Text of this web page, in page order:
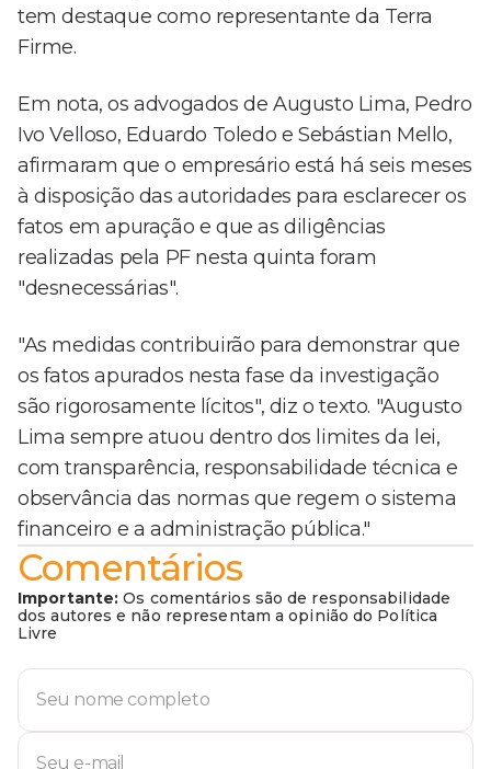
tem destaque como representante da Terra
Firme.
Em nota, os advogados de Augusto Lima, Pedro
Ivo Velloso, Eduardo Toledo e Sebástian Mello,
afirmaram que o empresário está há seis meses
à disposição das autoridades para esclarecer os
fatos em apuração e que as diligências
realizadas pela PF nesta quinta foram
"desnecessárias".
"As medidas contribuirão para demonstrar que
os fatos apurados nesta fase da investigação
são rigorosamente lícitos", diz o texto. "Augusto
Lima sempre atuou dentro dos limites da lei,
com transparência, responsabilidade técnica e
observância das normas que regem o sistema
financeiro e a administração pública."
Comentários
Importante: Os comentários são de responsabilidade
dos autores e não representam a opinião do Política
Livre